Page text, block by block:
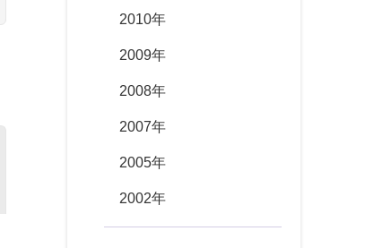
2010年
2009年
2008年
2007年
2005年
2002年